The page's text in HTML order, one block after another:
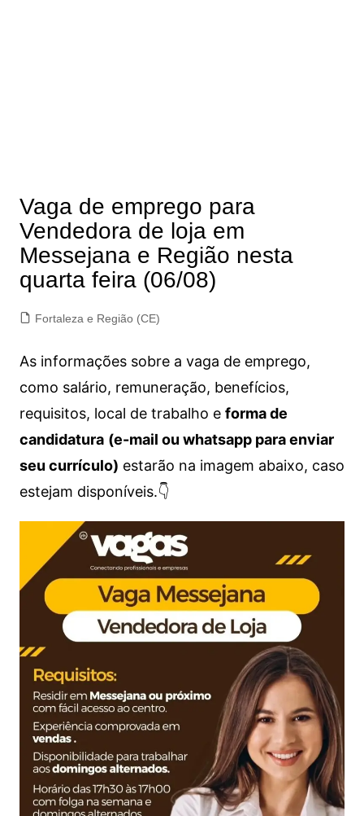
Vaga de emprego para
Vendedora de loja em
Messejana e Região nesta
quarta feira (06/08)
Fortaleza e Região (CE)
As informações sobre a vaga de emprego,
como salário, remuneração, benefícios,
requisitos, local de trabalho e forma de
candidatura (e-mail ou whatsapp para enviar
seu currículo) estarão na imagem abaixo, caso
estejam disponíveis.👇